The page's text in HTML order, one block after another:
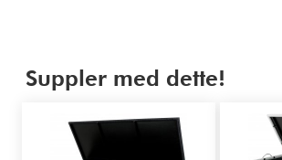
Suppler med dette!